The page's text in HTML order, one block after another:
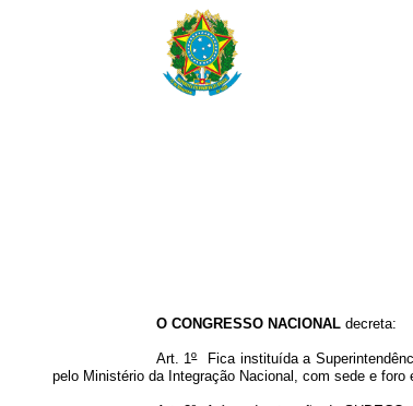
O CONGRESSO NACIONALdecreta:
Art. 1ºFica instituída a
pelo Ministério da Integração Nacional, com sede e